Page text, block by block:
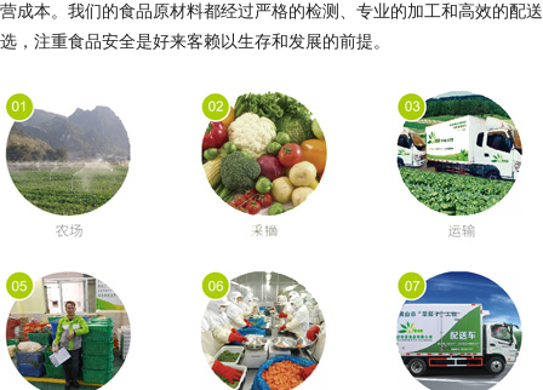
营成本。我们的食品原材料都经过严格的检测、专业的加工和高效的配
选，注重食品安全是好来客赖以生存和发展的前提。